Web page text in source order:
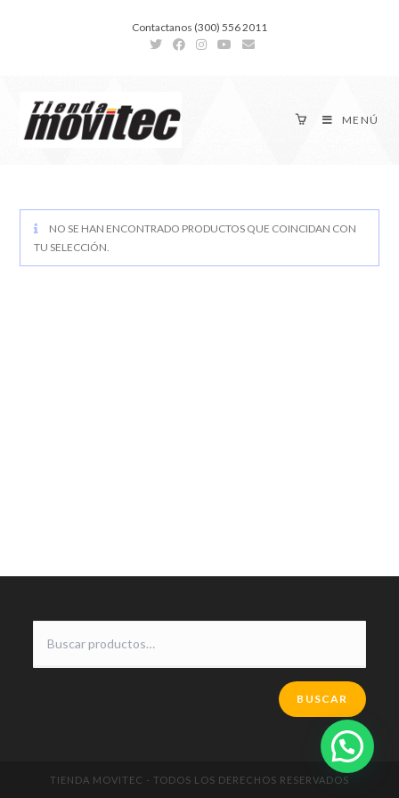
Contactanos (300) 556 2011
MENÚ
NO SE HAN ENCONTRADO PRODUCTOS QUE COINCIDAN CON
TU SELECCIÓN.
BUSCAR
TIENDA MOVITEC - TODOS LOS DERECHOS RESERVADOS